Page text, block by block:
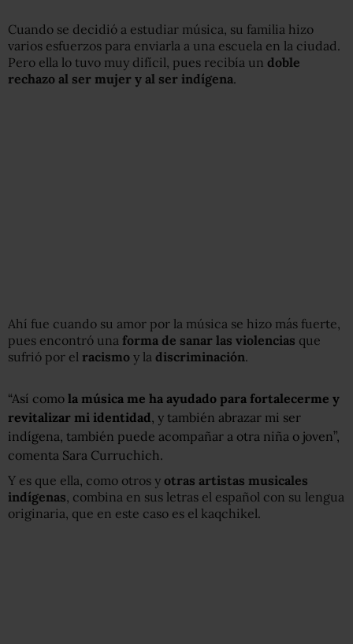
Cuando se decidió a estudiar música, su familia hizo
varios esfuerzos para enviarla a una escuela en la ciudad.
Pero ella lo tuvo muy difícil, pues recibía un doble
rechazo al ser mujer y al ser indígena.
Ahí fue cuando su amor por la música se hizo más fuerte,
pues encontró una forma de sanar las violencias que
sufrió por el racismo y la discriminación.
“Así como la música me ha ayudado para fortalecerme y
revitalizar mi identidad , y también abrazar mi ser
indígena, también puede acompañar a otra niña o joven”,
comenta Sara Curruchich.
Y es que ella, como otros y otras artistas musicales
indígenas , combina en sus letras el español con su lengua
originaria, que en este caso es el kaqchikel.